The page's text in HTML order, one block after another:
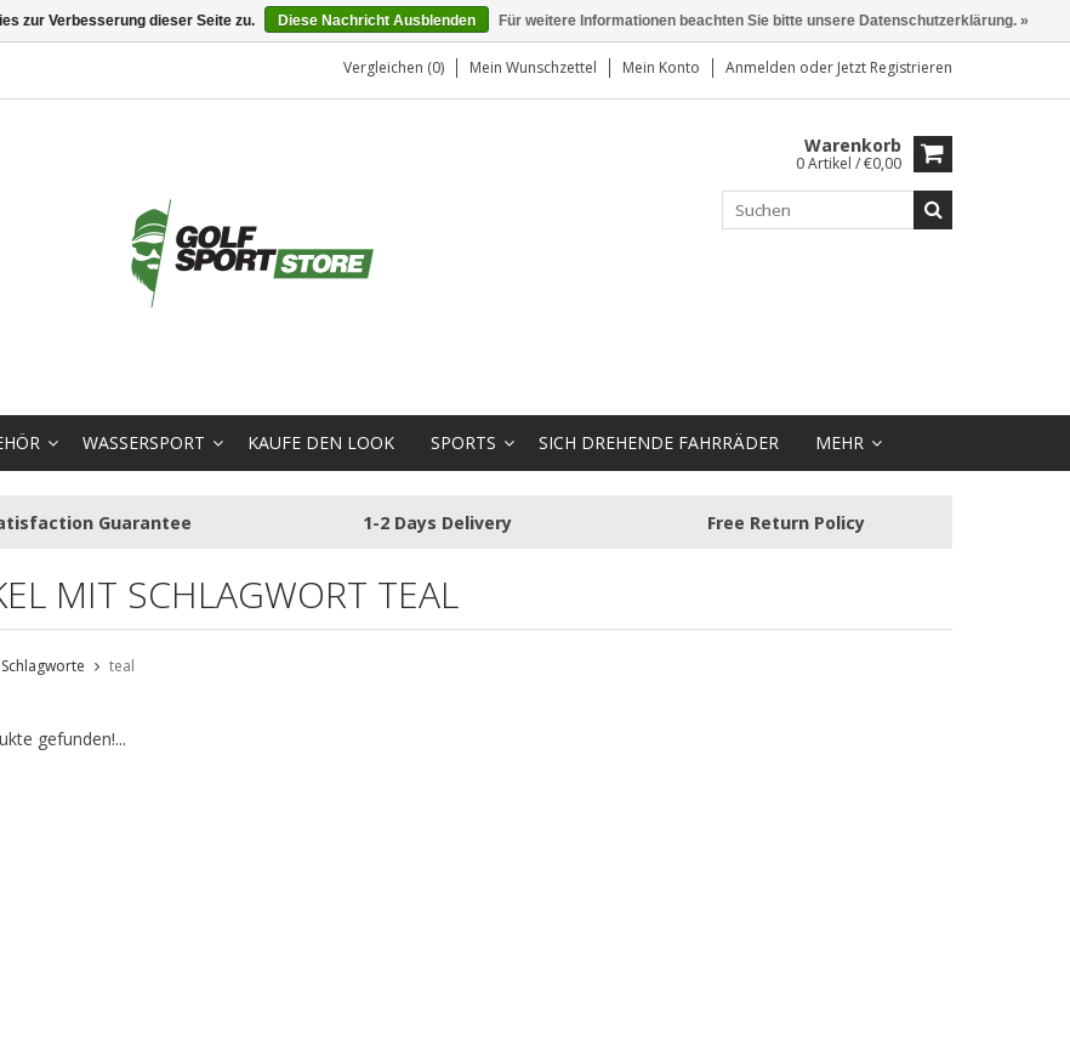
Vergleichen (0) Mein Wunschzettel Mein Konto Anmelden oder Jetzt Registrieren
Warenkorb
0 Artikel / €0,00
WASSERSPORT KAUFE DEN LOOK SPORTS SICH DREHENDE FAHRRÄDER MEHR
Guarantee 1-2 Days Delivery Free Return Policy
MIT SCHLAGWORT TEAL
Schlagworte teal
gefunden!...
zur Verbesserung dieser Seite zu. Diese Nachricht Ausblenden Für weitere Informationen beachten Sie bitte unsere Datenschutzerklärung. »